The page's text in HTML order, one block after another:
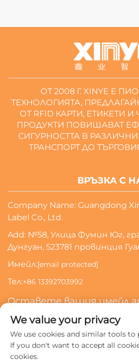
ОТ 2008 Г. XINYE Е
ТЕХНОЛОГИЯТА,
ОТ RFID КАРТИ, ЕТИКЕТИ
ПРОДУКТИ ПОВИШАВАТ
СИГУРНОСТТА В
ТРАНСПОРТ ДО
ВРЪЗКА С
Company Name: Guangdong
Label Co., Ltd.
Add: №58, Улица Фумин Юг,
Дунгуан, 523781 провинция
Имейл:[email protected]
Тел:+86 13392703992
Оставете вашия имейл
се свържем с вас
We value your privacy
We use cookies and similar tools to
If you don't want to accept all
cookies.